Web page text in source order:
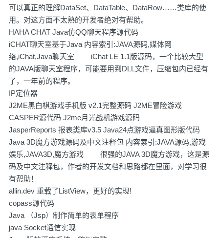
可以真正的理解DataSet、DataTable、DataRow……类库的使
用。对这方面不太熟的开发者绝对有帮助。
HAHA CHAT Java仿QQ聊天程序源代码
iCHAT聊天室基于Java 内容索引:JAVA源码,媒体网
络,iChat,Java聊天室 iChat LE 1.1版源码，一个比较大型
的JAVA版聊天室程序，可能要用到DLL文件，压缩包内已经有
了，一年前的程序。
IP定位器
J2ME黑白棋游戏手机版 v2.1完整源码 J2ME冒险游戏
CASPER源代码 J2me月光战机游戏源码
JasperReports 报表类库v3.5 Java24点游戏逼真图形版代码
Java 3D魔方游戏源码及中文注释包 内容索引:JAVA源码,游戏
娱乐,JAVA3D,魔方游戏 很强的JAVA 3D魔方游戏，这是源
码及中文注释包，作者的开发文档和思路都在里面，对学习很
有帮助！
allin.dev 重载了ListView，更好的实现!
copass源代码
Java （Jsp）制作简单的表单程序
java Socket通信实现